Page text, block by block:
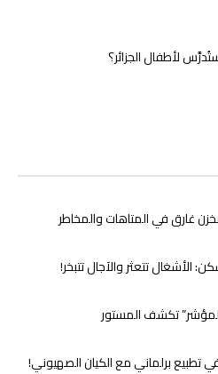
لأطفال الجزائر؟
غارق في المتاهات والمخاطر
تكشف المستور
تطبيع برلماني مع الكيان الصهيوني!